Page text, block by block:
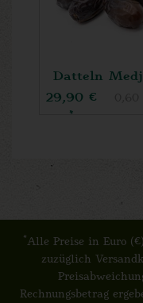
0,45 € / Stk (1 Stück ca. 100g)
29,90 €
*
*Alle Preise in Euro
zuzüglich
Rechnungsbetrag